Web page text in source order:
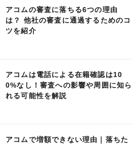
アコムの審査に落ちる6つの理由
は？ 他社の審査に通過するためのコ
ツを紹介
アコムは電話による在籍確認は10
0%なし！審査への影響や周囲に知ら
れる可能性を解説
アコムで増額できない理由｜落ちた